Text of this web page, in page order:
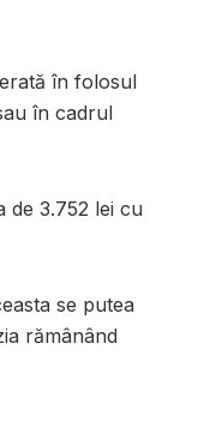
în folosul
în cadrul
de 3.752 lei cu
se putea
rămânând